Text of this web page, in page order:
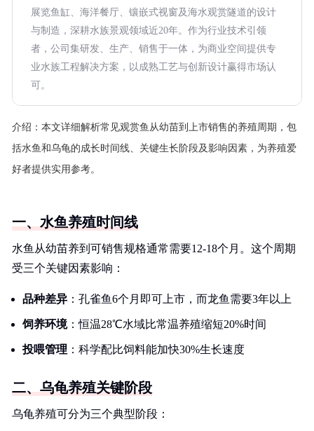
展览鱼缸、海洋餐厅、镶嵌式视窗及海水观赏隧道的设计
与制造，深耕水族景观领域近20年。作为行业技术引领
者，公司集研发、生产、销售于一体，为商业空间提供专
业水族工程解决方案，以成熟工艺与创新设计赢得市场认
可。
介绍： 本文详细解析常见观赏鱼从幼苗到上市销售的养殖周期，包
括水鱼和乌龟的成长时间线、关键生长阶段及影响因素，为养殖爱
好者提供实用参考。
一、水鱼养殖时间线
水鱼从幼苗养到可销售规格通常需要12-18个月。这个周期
受三个关键因素影响：
品种差异 ：孔雀鱼6个月即可上市，而龙鱼需要3年以上
饲养环境：恒温28℃水域比常温养殖缩短20%时间
投喂管理 ：科学配比饲料能加快30%生长速度
二、乌龟养殖关键阶段
乌龟养殖可分为三个典型阶段：